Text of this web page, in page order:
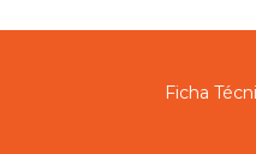
Ficha